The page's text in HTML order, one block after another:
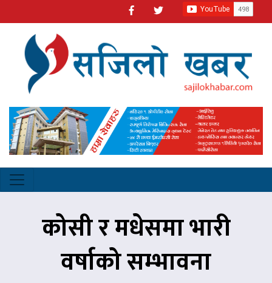
कोसी र मधेसमा भारी
वर्षाको सम्भावना